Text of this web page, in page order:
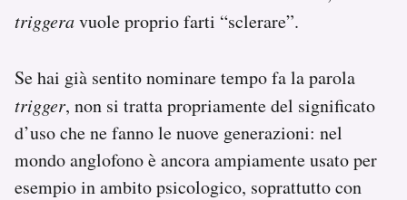
triggeravuole proprio farti “sclerare”.
Se hai già sentito nominare tempo fa la parola
trigger, non si tratta propriamente del significato
d’uso che ne fanno le nuove generazioni: nel
mondo anglofono è ancora ampiamente usato per
esempio in ambito psicologico, soprattutto con